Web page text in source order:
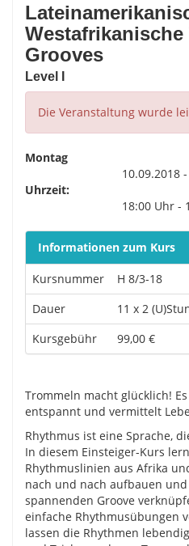
Westafrikanische
Grooves
Level I
Die Veranstaltung wurde
Montag
10.09.2018
Uhrzeit:
18:00 Uhr -
Informationen zum Kurs
Kursnummer
H 8/3-18
Dauer
11 x 2
Kursgebühr
99,00 €
Trommeln macht glücklich!
entspannt und vermittelt
Rhythmus ist eine Sprache,
In diesem Einsteiger-Kurs
Rhythmuslinien aus Afrika
nach und nach aufbauen
spannenden Groove
einfache Rhythmusübungen
lassen die Rhythmen